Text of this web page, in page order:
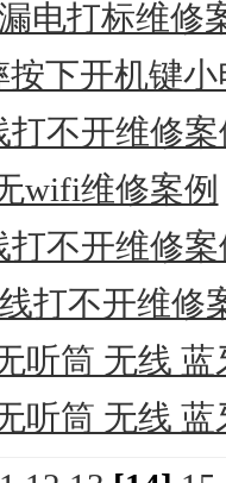
电打标维修
按下开机键
打不开维修
wifi维修案例
打不开维修
打不开维修
听筒 无线
听筒 无线